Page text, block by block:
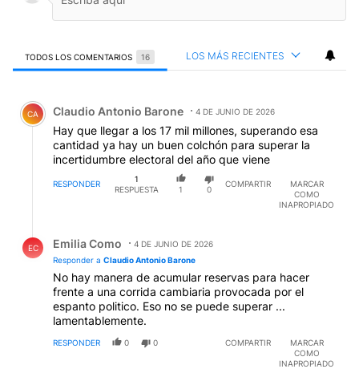
TODOS LOS COMENTARIOS 16 LOS MÁS RECIENTES
Comentario de Claudio Antonio Barone.
CA Claudio Antonio Barone 4 DE JUNIO DE 2026
Hay que llegar a los 17 mil millones, superando esa
cantidad ya hay un buen colchón para superar la
incertidumbre electoral del año que viene
RESPONDER
1
RESPUESTA
1 0
COMPARTIR
MARCAR
COMO
INAPROPIADO
EC Emilia Como
4 DE JUNIO DE 2026
Responder a Claudio Antonio Barone
No hay manera de acumular reservas para hacer
frente a una corrida cambiaria provocada por el
espanto politico. Eso no se puede superar ...
lamentablemente.
RESPONDER 0 0 COMPARTIR
MARCAR
COMO
INAPROPIADO